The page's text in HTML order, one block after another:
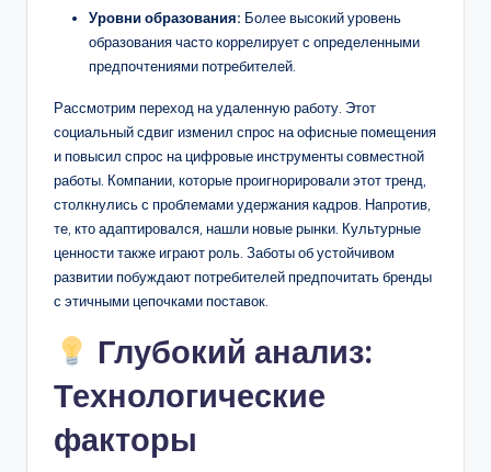
Уровни образования: Более высокий уровень
образования часто коррелирует с определенными
предпочтениями потребителей.
Рассмотрим переход на удаленную работу. Этот
социальный сдвиг изменил спрос на офисные помещения
и повысил спрос на цифровые инструменты совместной
работы. Компании, которые проигнорировали этот тренд,
столкнулись с проблемами удержания кадров. Напротив,
те, кто адаптировался, нашли новые рынки. Культурные
ценности также играют роль. Заботы об устойчивом
развитии побуждают потребителей предпочитать бренды
с этичными цепочками поставок.
Глубокий анализ:
Технологические
факторы